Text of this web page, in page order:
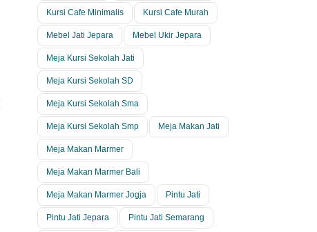
Kursi Cafe Minimalis Kursi Cafe Murah
Mebel Jati Jepara Mebel Ukir Jepara
Meja Kursi Sekolah Jati
Meja Kursi Sekolah SD
Meja Kursi Sekolah Sma
Meja Kursi Sekolah Smp Meja Makan Jati
Meja Makan Marmer
Meja Makan Marmer Bali
Meja Makan Marmer Jogja Pintu Jati
Pintu Jati Jepara Pintu Jati Semarang